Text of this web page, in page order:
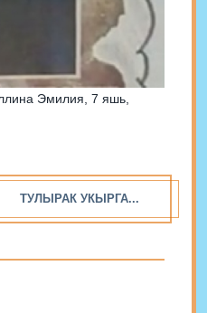
Эмилия, 7 яшь,
ТУЛЫРАК УКЫРГА...